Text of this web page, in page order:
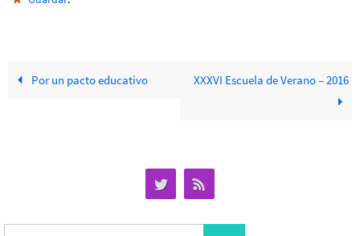
Por un pacto educativo XXXVI Escuela de Verano – 2016